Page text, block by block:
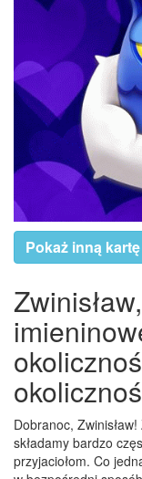
Pokaż inną
Dobranoc,
składamy bardzo
przyjaciołom. Co